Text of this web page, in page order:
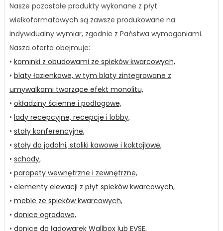
Nasze pozostałe produkty wykonane z płyt
wielkoformatowych są zawsze produkowane na
indywidualny wymiar, zgodnie z Państwa wymaganiami.
Nasza oferta obejmuje:
• kominki z obudowami ze spieków kwarcowych,
• blaty łazienkowe, w tym blaty zintegrowane z
umywalkami tworzące efekt monolitu,
• okładziny ścienne i podłogowe,
• lady recepcyjne, recepcje i lobby,
• stoły konferencyjne,
• stoły do jadalni, stoliki kawowe i koktajlowe,
• schody,
• parapety wewnętrzne i zewnętrzne,
• elementy elewacji z płyt spieków kwarcowych,
• meble ze spieków kwarcowych,
• donice ogrodowe,
• donice do ładowarek Wallbox lub EVSE,